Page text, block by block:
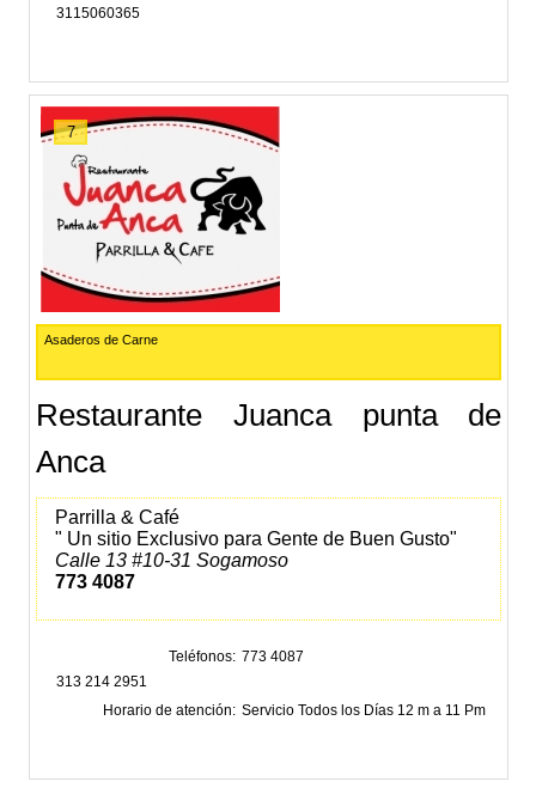
3115060365
7
Asaderos de Carne
Restaurante Juanca punta de
Anca
Parrilla & Café
" Un sitio Exclusivo para Gente de Buen Gusto"
Calle 13 #10-31 Sogamoso
773 4087
Teléfonos
773 4087
313 214 2951
Horario de atención
Servicio Todos los Días 12 m a 11 Pm